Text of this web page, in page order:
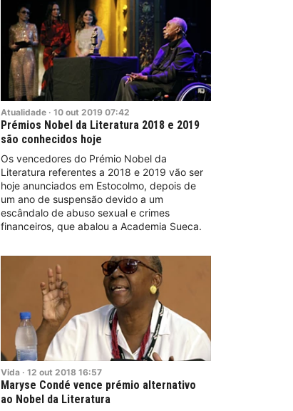
Atualidade · 10 out 2019 07:42
Prémios Nobel da Literatura 2018 e 2019
são conhecidos hoje
Os vencedores do Prémio Nobel da
Literatura referentes a 2018 e 2019 vão ser
hoje anunciados em Estocolmo, depois de
um ano de suspensão devido a um
escândalo de abuso sexual e crimes
financeiros, que abalou a Academia Sueca.
Vida · 12 out 2018 16:57
Maryse Condé vence prémio alternativo
ao Nobel da Literatura